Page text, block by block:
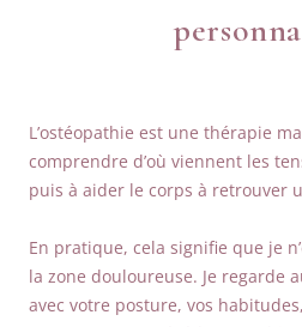
L’ostéopathie est une thérapie
comprendre d’où viennent les
puis à aider le corps à retrouver
En pratique, cela signifie que je
la zone douloureuse. Je regarde
avec votre posture, vos